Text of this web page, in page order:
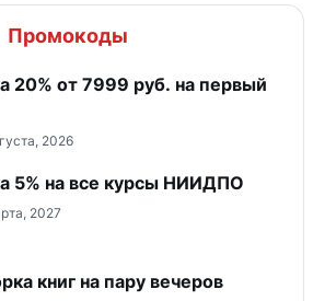
Промокоды
20% от 7999 руб. на первый
2026
5% на все курсы НИИДПО
2027
книг на пару вечеров